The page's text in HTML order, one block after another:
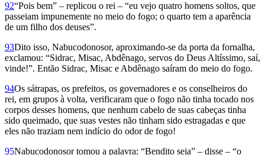
92“Pois bem” – replicou o rei – “eu vejo quatro homens soltos, que
passeiam impunemente no meio do fogo; o quarto tem a aparência
de um filho dos deuses”.
93Dito isso, Nabucodonosor, aproximando-se da porta da fornalha,
exclamou: “Sidrac, Misac, Abdênago, servos do Deus Altíssimo, saí,
vinde!”. Então Sidrac, Misac e Abdênago saíram do meio do fogo.
94Os sátrapas, os prefeitos, os governadores e os conselheiros do
rei, em grupos à volta, verificaram que o fogo não tinha tocado nos
corpos desses homens, que nenhum cabelo de suas cabeças tinha
sido queimado, que suas vestes não tinham sido estragadas e que
eles não traziam nem indício do odor de fogo!
95Nabucodonosor tomou a palavra: “Bendito seja” – disse – “o